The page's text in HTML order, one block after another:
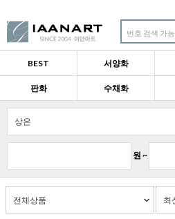
번호 검색 가능
BEST 서양화
판화 수채화
원 ~